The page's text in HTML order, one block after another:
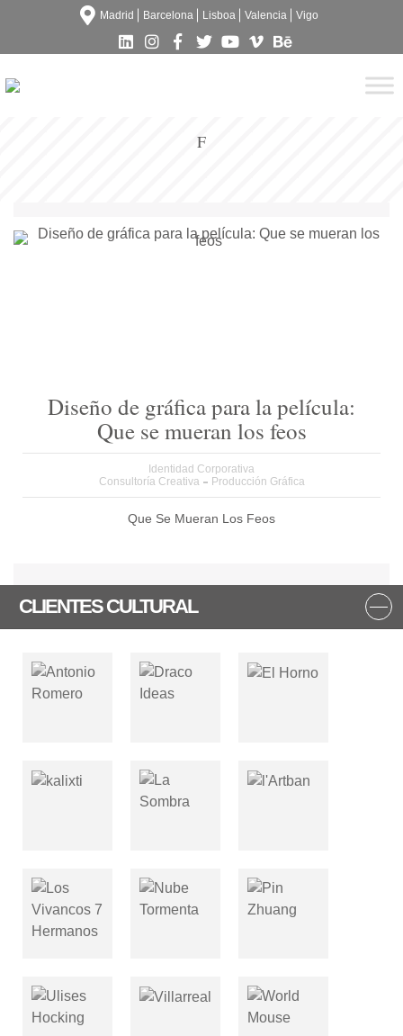
Madrid Barcelona Lisboa Valencia Vigo
F
Diseño de gráfica para la película:
Que se mueran los feos
Identidad Corporativa
Consultoría Creativa
Producción Gráfica
Que Se Mueran Los Feos
CLIENTES CULTURAL